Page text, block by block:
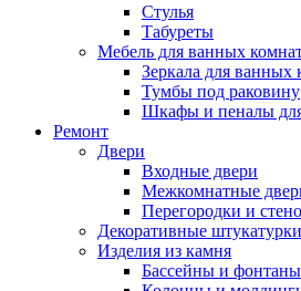
Стулья
Табуреты
Мебель для ванных
Зеркала для ванных
Тумбы под раковину
Шкафы и пеналы
Ремонт
Двери
Входные двери
Межкомнатные
Перегородки и
Декоративные штукатурки
Изделия из камня
Бассейны и фонтаны